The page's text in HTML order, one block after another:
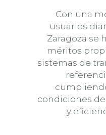
Con una
usuarios
Zaragoza se
méritos
sistemas de
condiciones
y